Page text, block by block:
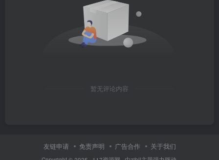
暂无评论内容
友链申请 免责声明 广告合作 关于我们